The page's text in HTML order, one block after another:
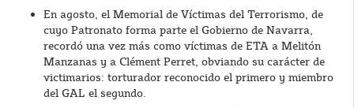
En agosto, el Memorial de Víctimas del Terrorismo, de
cuyo Patronato forma parte el Gobierno de Navarra,
recordó una vez más como víctimas de ETA a Melitón
Manzanas y a Clément Perret, obviando su carácter de
victimarios: torturador reconocido el primero y miembro
del GAL el segundo.